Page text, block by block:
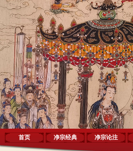
首页 净宗经典 净宗论注